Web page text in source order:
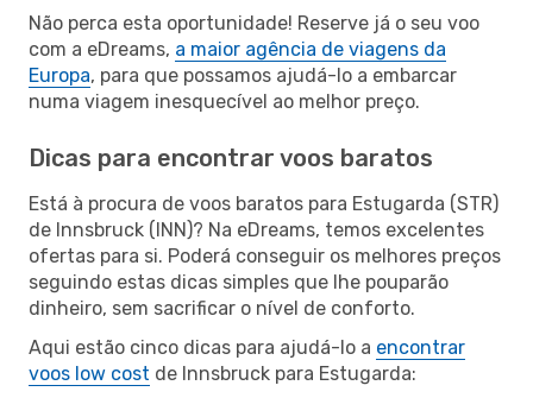
Não perca esta oportunidade! Reserve já o seu voo
com a eDreams, a maior agência de viagens da
Europa, para que possamos ajudá-lo a embarcar
numa viagem inesquecível ao melhor preço.
Dicas para encontrar voos baratos
Está à procura de voos baratos para Estugarda (STR)
de Innsbruck (INN)? Na eDreams, temos excelentes
ofertas para si. Poderá conseguir os melhores preços
seguindo estas dicas simples que lhe pouparão
dinheiro, sem sacrificar o nível de conforto.
Aqui estão cinco dicas para ajudá-lo a encontrar
voos low cost de Innsbruck para Estugarda: